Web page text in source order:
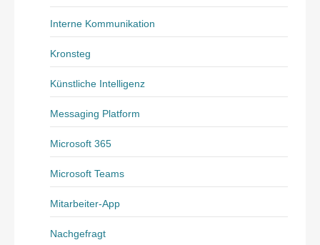
Interne Kommunikation
Kronsteg
Künstliche Intelligenz
Messaging Platform
Microsoft 365
Microsoft Teams
Mitarbeiter-App
Nachgefragt